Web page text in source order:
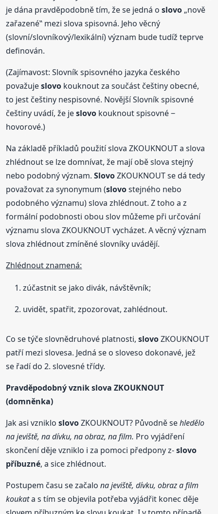
je dána pravděpodobně tím, že se jedná oslovo „nově
zařazené‟ mezi slova spisovná. Jeho věcný
(slovní/slovníkový/lexikální) význam bude tudíž teprve
definován.
(Zajímavost: Slovník spisovného jazyka českého
považujeslovo kouknout za součást češtiny obecné,
to jest češtiny nespisovné. Novější Slovník spisovné
češtiny uvádí, že jeslovo kouknout spisovné ‒
hovorové.)
Na základě příkladů použití slova ZKOUKNOUT a slova
zhlédnout se lze domnívat, že mají obě slova stejný
nebo podobný význam.SlovoZKOUKNOUT se dá tedy
považovat za synonymum (slovostejného nebo
podobného významu) slova zhlédnout. Z toho a z
formální podobnosti obou slov můžeme při určování
významu slova ZKOUKNOUT vycházet. A věcný význam
slova zhlédnout zmíněné slovníky uvádějí.
Zhlédnout znamená:
zúčastnit se jako divák, návštěvník;
uvidět, spatřit, zpozorovat, zahlédnout.
Co se týče slovnědruhové platnosti,slovoZKOUKNOUT
patří mezi slovesa. Jedná se o sloveso dokonavé, jež
se řadí do 2. slovesné třídy.
Pravděpodobný vznik slova ZKOUKNOUT
(domněnka)
Jak asi vznikloslovoZKOUKNOUT? Původně sehledělo
na jeviště, na dívku, na obraz, na film. Pro vyjádření
skončení děje vzniklo i za pomoci předpony z-slovo
příbuzné, a sice zhlédnout.
Postupem času se začalona jeviště, dívku, obraz a film
koukata s tím se objevila potřeba vyjádřit konec děje